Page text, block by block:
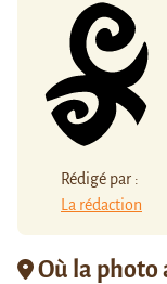
Rédigé par :
La rédaction
Où la photo